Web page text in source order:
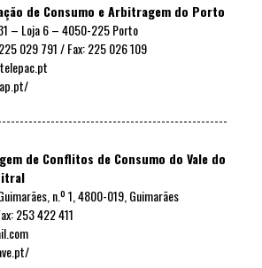
de Consumo e Arbitragem do Porto
– Loja 6 – 4050-225 Porto
029 791 / Fax: 225 026 109
de Conflitos de Consumo do Vale do
n.º 1, 4800-019, Guimarães
253 422 411